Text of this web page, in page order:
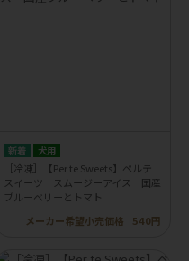
犬用
［冷凍］【Per te Sweets】ペルテ
スイーツ スムージーアイス 国産
ブルーベリーとトマト
メーカー希望小売価格
540円